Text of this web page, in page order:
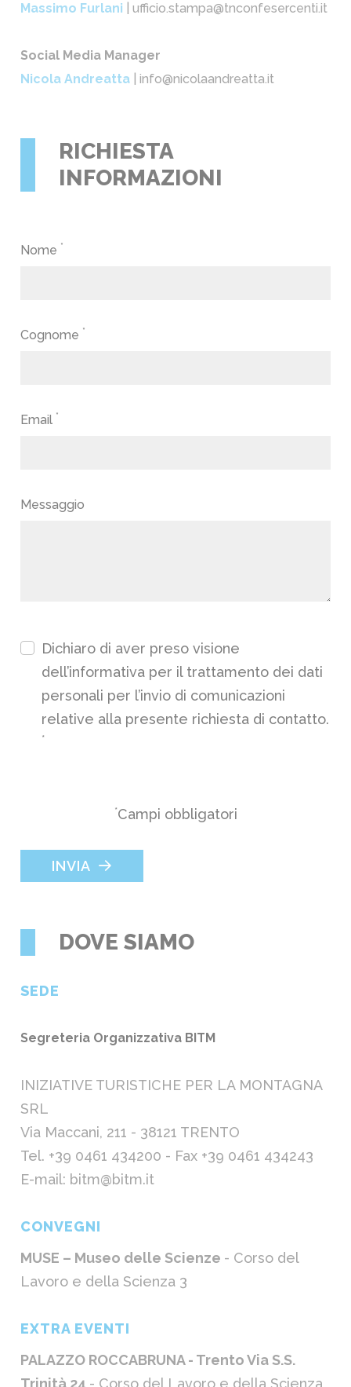
Massimo Furlani
| ufficio.stampa@tnconfesercenti.it
Social Media Manager
Nicola Andreatta
| info@nicolaandreatta.it
RICHIESTA
INFORMAZIONI
Nome *
Cognome *
Email *
Messaggio
Dichiaro di aver preso visione
dell’informativa per il trattamento dei dati
personali per l’invio di comunicazioni
relative alla presente richiesta di contatto.
*
*Campi obbligatori
INVIA
DOVE SIAMO
SEDE
Segreteria Organizzativa BITM
INIZIATIVE TURISTICHE PER LA MONTAGNA
SRL
Via Maccani, 211 - 38121 TRENTO
Tel. +39 0461 434200 - Fax +39 0461 434243
E-mail: bitm@bitm.it
CONVEGNI
MUSE – Museo delle Scienze - Corso del
Lavoro e della Scienza 3
EXTRA EVENTI
PALAZZO ROCCABRUNA - Trento Via S.S.
Trinità 24 - Corso del Lavoro e della Scienza